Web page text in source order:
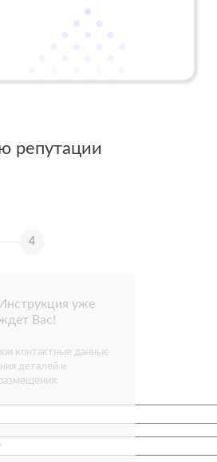
репутации
Инструкция уже
Вас!
контактные данные
деталей и